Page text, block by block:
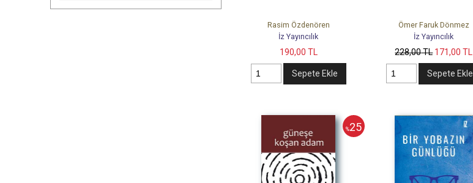
Rasim Özdenören
İz Yayıncılık
190,00 TL
Sepete Ekle
Ömer Faruk Dönmez
İz Yayıncılık
228,00TL 171,00 TL
Sepete Ekle
%25